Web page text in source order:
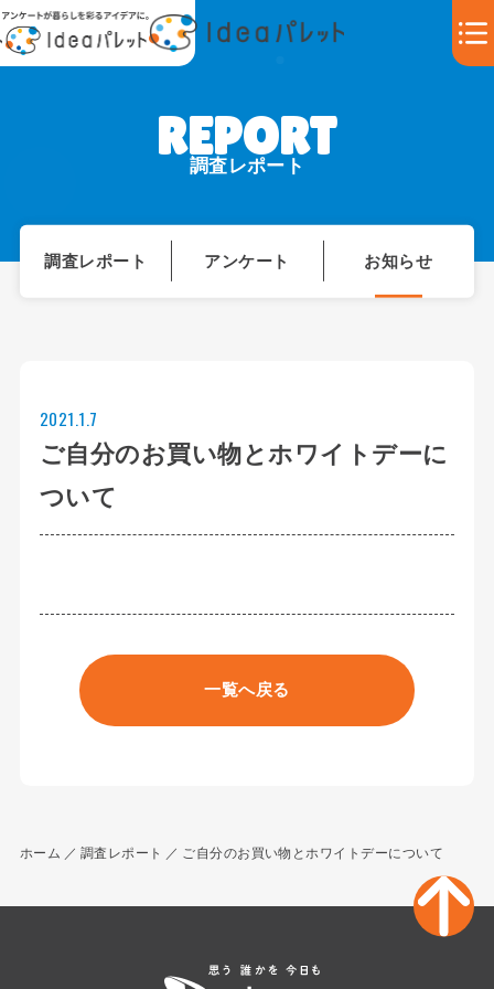
調査レポート
調査レポート アンケート お知らせ
ご自分のお買い物とホワイトデーに
ついて
2021.1.7
一覧へ戻る
ホーム 調査レポート ご自分のお買い物とホワイトデーについて